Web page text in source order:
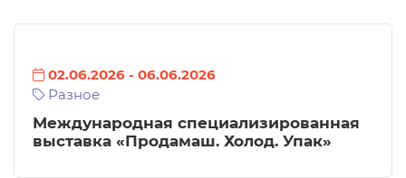
02.06.2026 - 06.06.2026
Разное
Международная специализированная
выставка «Продамаш. Холод. Упак»